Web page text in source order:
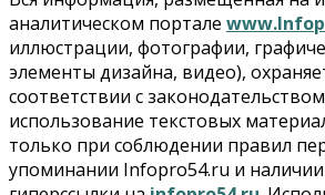
Общество
Новосибирцы будут получать
новому
08 Августа 2026, 09:00
Бизнес
В Новосибирской области резко
грузооборот в автоперевозках
07 Августа 2026, 19:00
аналитическом портале
иллюстрации, фотографии,
элементы дизайна, видео),
соответствии с
использование текстовых
только при соблюдении правил
упоминании Infopro54.ru и